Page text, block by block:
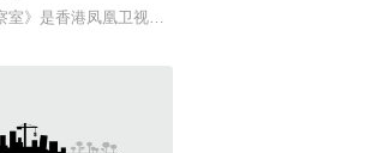
活上遇到许多有趣的事。哪国女生最受欢迎？不同
颗钮釦代表著什麽意思呢？喜欢金庸小说的人必
室》是香港凤凰卫视推出的一档军事强档节目，主